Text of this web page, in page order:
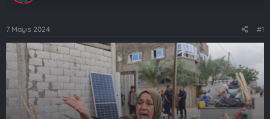
y
b
ı
t
a
i
h
7 Mayıs 2024 #1